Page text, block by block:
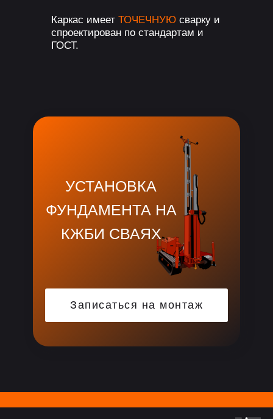
Каркас имеет ТОЧЕЧНУЮ сварку и
спроектирован по стандартам и
ГОСТ.
УСТАНОВКА
ФУНДАМЕНТА НА
КЖБИ СВАЯХ
Записаться на монтаж